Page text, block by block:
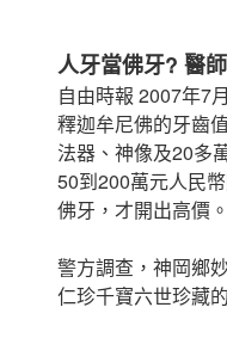
人牙當佛牙? 醫
自由時報 2007年7
釋迦牟尼佛的牙齒
法器、神像及20多
50到200萬元人民
佛牙，才開出高價。
警方調查，神岡鄉
仁珍千寶六世珍藏